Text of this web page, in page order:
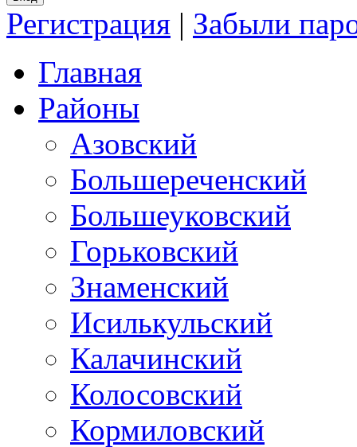
Регистрация | Забыли
Главная
Районы
Азовский
Большереченский
Большеуковский
Горьковский
Знаменский
Исилькульский
Калачинский
Колосовский
Кормиловский